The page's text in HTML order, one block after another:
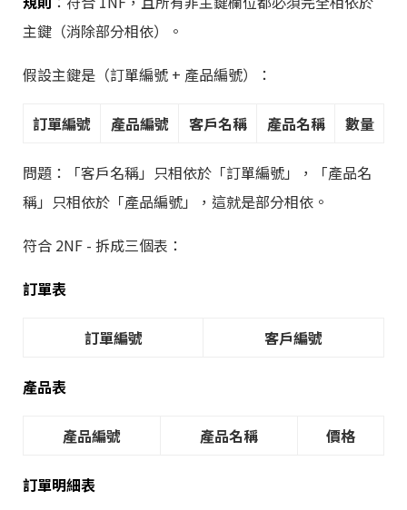
主鍵（消除部分相依）。
假設主鍵是（訂單編號 + 產品編號）：
訂單編號 產品編號 客戶名稱 產品名稱 數量
問題：「客戶名稱」只相依於「訂單編號」，「產品名
稱」只相依於「產品編號」，這就是部分相依。
符合 2NF - 拆成三個表：
訂單表
訂單編號 客戶編號
產品表
產品編號 產品名稱 價格
訂單明細表